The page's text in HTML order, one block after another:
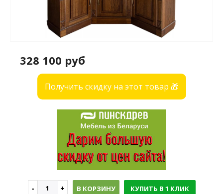
328 100 руб
Получить скидку на этот товар 🎁
В КОРЗИНУ КУПИТЬ В 1 КЛИК